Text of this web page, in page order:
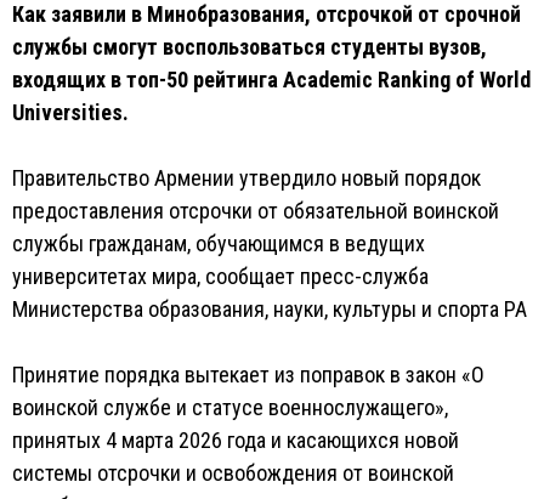
Как заявили в Минобразования, отсрочкой от срочной
службы смогут воспользоваться студенты вузов,
входящих в топ-50 рейтинга Academic Ranking of World
Universities.
Правительство Армении утвердило новый порядок
предоставления отсрочки от обязательной воинской
службы гражданам, обучающимся в ведущих
университетах мира, сообщает пресс-служба
Министерства образования, науки, культуры и спорта РА
Принятие порядка вытекает из поправок в закон «О
воинской службе и статусе военнослужащего»,
принятых 4 марта 2026 года и касающихся новой
системы отсрочки и освобождения от воинской